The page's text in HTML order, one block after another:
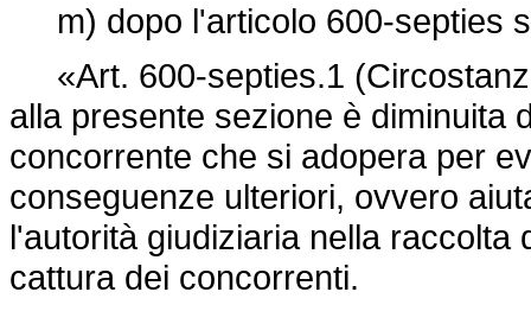
m) dopo l'articolo 600-septies
«Art. 600-septies.1
alla presente sezione è diminuita
concorrente che si adopera per
conseguenze ulteriori, ovvero
l'autorità giudiziaria nella
cattura dei concorrenti.